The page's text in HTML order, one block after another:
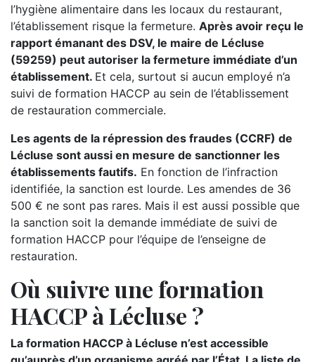
l’hygiène alimentaire dans les locaux du restaurant,
l’établissement risque la fermeture. Après avoir reçu le
rapport émanant des DSV, le maire de Lécluse
(59259) peut autoriser la fermeture immédiate d’un
établissement. Et cela, surtout si aucun employé n’a
suivi de formation HACCP au sein de l’établissement
de restauration commerciale.
Les agents de la répression des fraudes (CCRF) de
Lécluse sont aussi en mesure de sanctionner les
établissements fautifs. En fonction de l’infraction
identifiée, la sanction est lourde. Les amendes de 36
500 € ne sont pas rares. Mais il est aussi possible que
la sanction soit la demande immédiate de suivi de
formation HACCP pour l’équipe de l’enseigne de
restauration.
Où suivre une formation
HACCP à Lécluse ?
La formation HACCP à Lécluse n’est accessible